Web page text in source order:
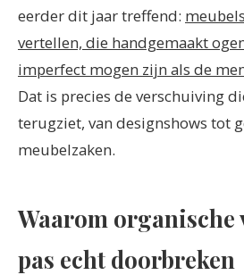
eerder dit jaar treffend:
vertellen, die handgemaakt
imperfect mogen zijn als de
Dat is precies de verschuiving
terugziet, van designshows tot
meubelzaken.
Waarom organische
pas echt doorbreken